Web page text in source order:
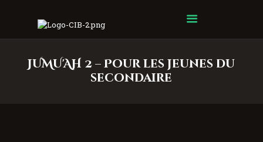
JUMU'AH 2 – Pour les jeunes du
secondaire
Centre Islamique Badr